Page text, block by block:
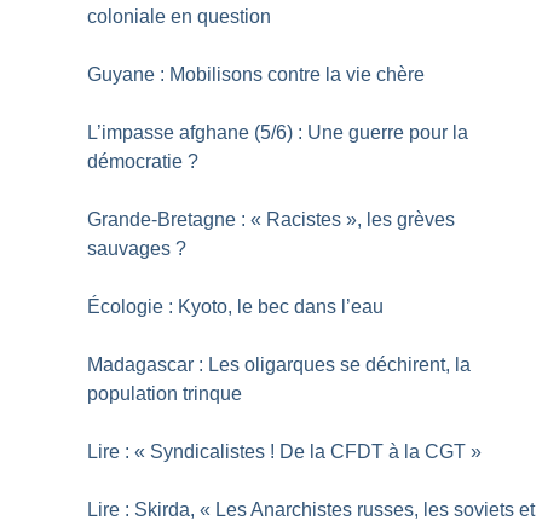
coloniale en question
Guyane : Mobilisons contre la vie chère
L’impasse afghane (5/6) : Une guerre pour la
démocratie ?
Grande-Bretagne : « Racistes », les grèves
sauvages ?
Écologie : Kyoto, le bec dans l’eau
Madagascar : Les oligarques se déchirent, la
population trinque
Lire : « Syndicalistes ! De la CFDT à la CGT »
Lire : Skirda, « Les Anarchistes russes, les soviets et